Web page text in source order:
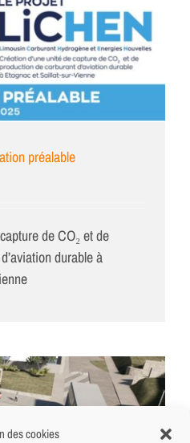
des cookies
préalable
de CO₂ et de
durable à